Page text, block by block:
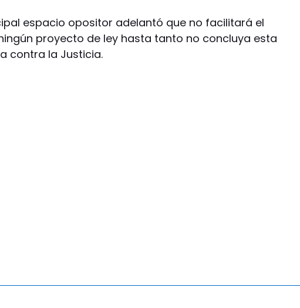
espacio opositor adelantó que no facilitará el
proyecto de ley hasta tanto no concluya esta
contra la Justicia.